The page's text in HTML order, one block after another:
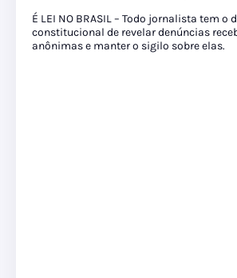
É LEI NO BRASIL – Todo jornalista tem o
constitucional de revelar denúncias
anônimas e manter o sigilo sobre elas.